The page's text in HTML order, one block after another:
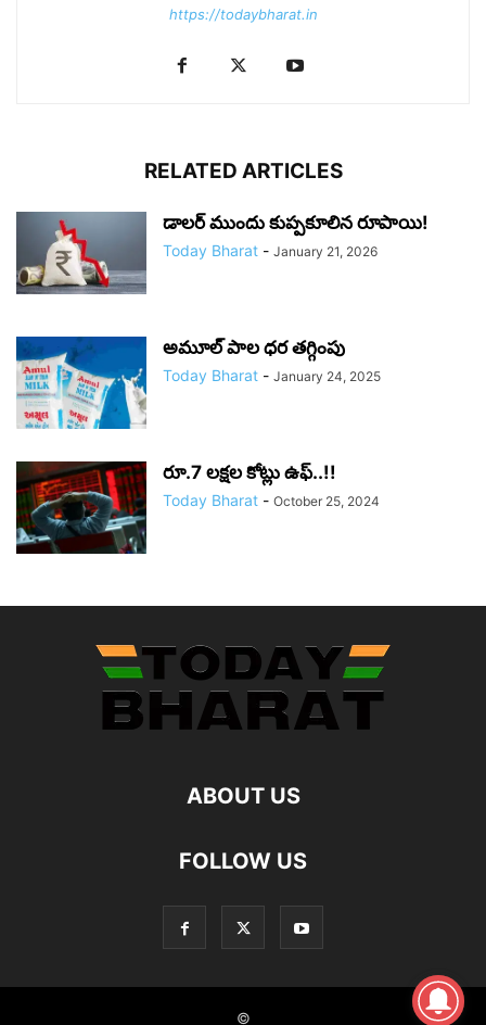
https://todaybharat.in
RELATED ARTICLES
డాలర్ ముందు కుప్పకూలిన రూపాయి!
Today Bharat - January 21, 2026
అమూల్ పాల ధర తగ్గింపు
Today Bharat - January 24, 2025
రూ.7 లక్షల కోట్లు ఉఫ్..!!
Today Bharat - October 25, 2024
ABOUT US
FOLLOW US
©